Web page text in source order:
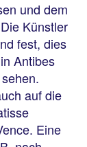
und dem
Künstler
fest, dies
Antibes
auf die
Eine